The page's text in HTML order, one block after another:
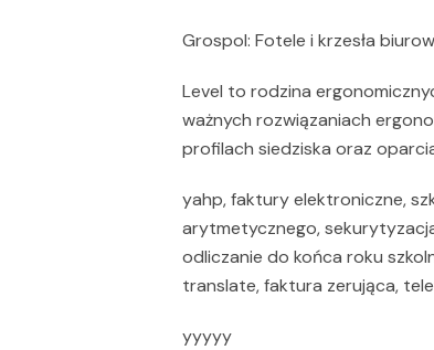
Grospol: Fotele i krzesła
Level to rodzina
ważnych rozwiązaniach
profilach siedziska oraz
yahp, faktury elektroniczne,
arytmetycznego,
odliczanie do końca roku
translate, faktura zerująca,
yyyyy